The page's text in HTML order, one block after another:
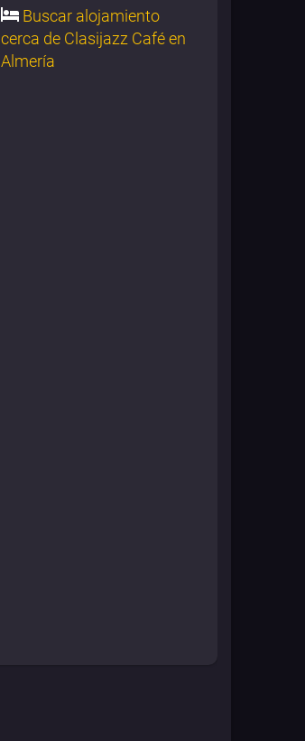
Buscar alojamiento
cerca de Clasijazz Café en
Almería